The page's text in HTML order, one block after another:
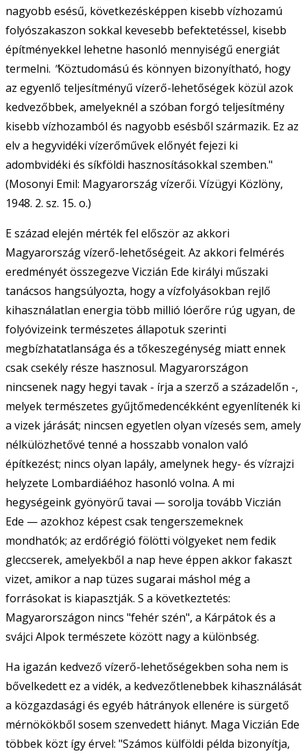
nagyobb esésű, következésképpen kisebb vízhozamú
folyószakaszon sokkal kevesebb befektetéssel, kisebb
építményekkel lehetne hasonló mennyiségű energiát
termelni. "Köztudomású és könnyen bizonyítható, hogy
az egyenlő teljesítményű vízerő-lehetőségek közül azok
kedvezőbbek, amelyeknél a szóban forgó teljesítmény
kisebb vízhozamból és nagyobb esésből származik. Ez az
elv a hegyvidéki vízerőművek előnyét fejezi ki
adombvidéki és síkföldi hasznosításokkal szemben."
(Mosonyi Emil: Magyarország vízerői. Vízügyi Közlöny,
1948. 2. sz. 15. o.)
E század elején mérték fel először az akkori
Magyarország vízerő-lehetőségeit. Az akkori felmérés
eredményét összegezve Viczián Ede királyi műszaki
tanácsos hangsúlyozta, hogy a vízfolyásokban rejlő
kihasználatlan energia több millió lóerőre rúg ugyan, de
folyóvizeink természetes állapotuk szerinti
megbízhatatlansága és a tőkeszegénység miatt ennek
csak csekély része hasznosul. Magyarországon
nincsenek nagy hegyi tavak - írja a szerző a századelőn -,
melyek természetes gyűjtőmedencékként egyenlítenék ki
a vizek járását; nincsen egyetlen olyan vízesés sem, amely
nélkülözhetővé tenné a hosszabb vonalon való
építkezést; nincs olyan lapály, amelynek hegy- és vízrajzi
helyzete Lombardiáéhoz hasonló volna. A mi
hegységeink gyönyörű tavai — sorolja tovább Viczián
Ede — azokhoz képest csak tengerszemeknek
mondhatók; az erdőrégió fölötti völgyeket nem fedik
gleccserek, amelyekből a nap heve éppen akkor fakaszt
vizet, amikor a nap tüzes sugarai máshol még a
forrásokat is kiapasztják. S a következtetés:
Magyarországon nincs "fehér szén", a Kárpátok és a
svájci Alpok természete között nagy a különbség.
Ha igazán kedvező vízerő-lehetőségekben soha nem is
bővelkedett ez a vidék, a kedvezőtlenebbek kihasználását
a közgazdasági és egyéb hátrányok ellenére is sürgető
mérnökökből sosem szenvedett hiányt. Maga Viczián Ede
többek közt így érvel: "Számos külföldi példa bizonyítja,